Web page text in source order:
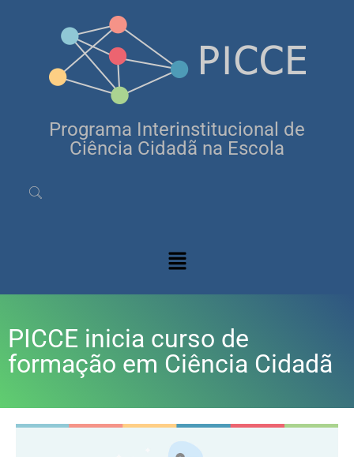
Programa Interinstitucional de
Ciência Cidadã na Escola
PICCE inicia curso de
formação em Ciência Cidadã